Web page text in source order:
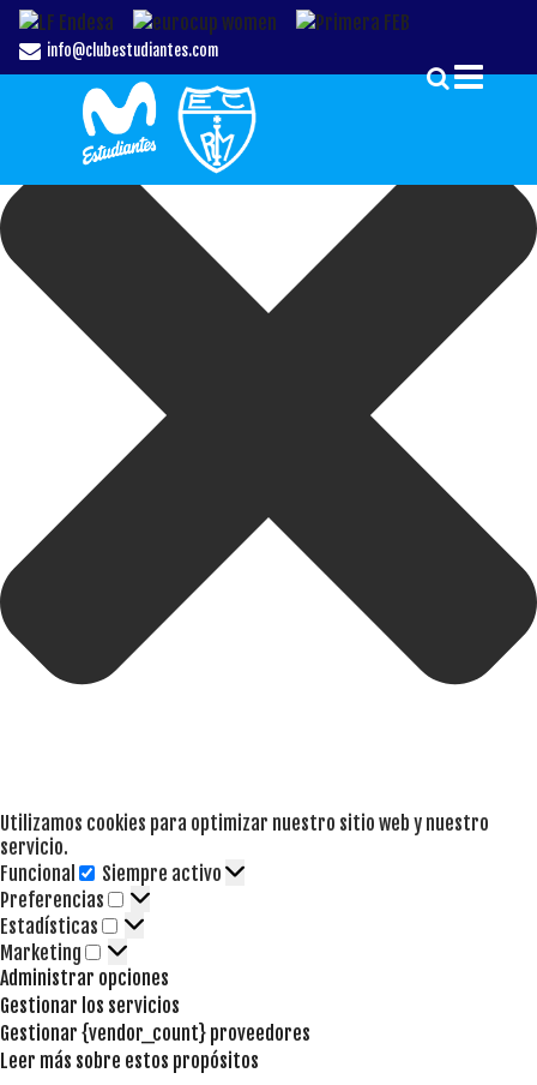
Gestionar el Consentimiento de las Cookies
Utilizamos cookies para optimizar nuestro sitio web y nuestro
servicio.
Funcional
Funcional
Siempre activo
Preferencias
Preferencias
Estadísticas Estadísticas
Marketing Marketing
Administrar opciones
Gestionar los servicios
Gestionar {vendor_count} proveedores
Leer más sobre estos propósitos
info@clubestudiantes.com